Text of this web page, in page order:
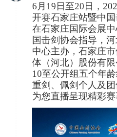
6月19日至20日，
开赛石家庄站暨中
在石家庄国际会展
国击剑协会指导，
中心主办，石家庄
体（河北）股份有
10至公开组五个年
重剑、佩剑个人及
为您直播呈现精彩赛